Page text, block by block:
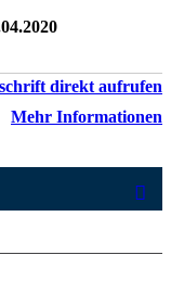
direkt aufrufen
Mehr Informationen